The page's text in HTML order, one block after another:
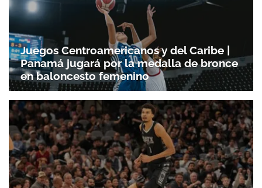
Juegos Centroamericanos y del Caribe |
Panamá jugará por la medalla de bronce
en baloncesto femenino